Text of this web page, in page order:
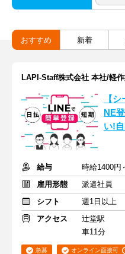
おすすめ 新着
LAPI-Staff株式会社 本社/軽
【
NE
い!
給与
時給1400円
雇用形態
派遣社員
シフト
週1日以上
アクセス
辻堂駅
車11分
急募 オンライン面接可